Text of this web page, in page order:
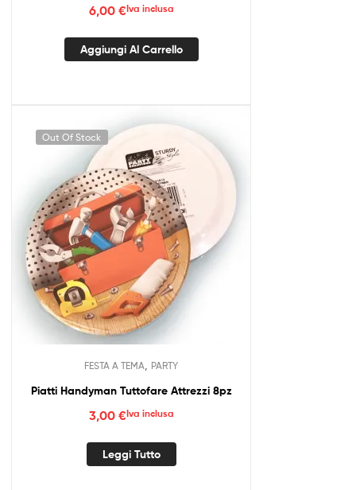
6,00 €Iva inclusa
Aggiungi Al Carrello
Out Of Stock
FESTA A TEMA, PARTY
Piatti Handyman Tuttofare Attrezzi 8pz
3,00 €Iva inclusa
Leggi Tutto